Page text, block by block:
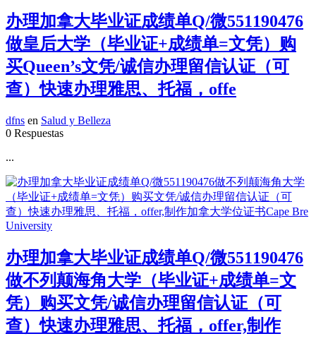
办理加拿大毕业证成绩单Q/微551190476
做皇后大学（毕业证+成绩单=文凭）购
买Queen’s文凭/诚信办理留信认证（可
查）快速办理雅思、托福，offe
dfns en Salud y Belleza
0 Respuestas
...
办理加拿大毕业证成绩单Q/微551190476
做不列颠海角大学（毕业证+成绩单=文
凭）购买文凭/诚信办理留信认证（可
查）快速办理雅思、托福，offer,制作